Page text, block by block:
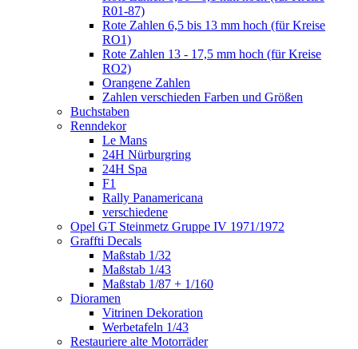
R01-87)
Rote Zahlen 6,5 bis 13 mm hoch (für Kreise
RO1)
Rote Zahlen 13 - 17,5 mm hoch (für Kreise
RO2)
Orangene Zahlen
Zahlen verschieden Farben und Größen
Buchstaben
Renndekor
Le Mans
24H Nürburgring
24H Spa
F1
Rally Panamericana
verschiedene
Opel GT Steinmetz Gruppe IV 1971/1972
Graffti Decals
Maßstab 1/32
Maßstab 1/43
Maßstab 1/87 + 1/160
Dioramen
Vitrinen Dekoration
Werbetafeln 1/43
Restauriere alte Motorräder